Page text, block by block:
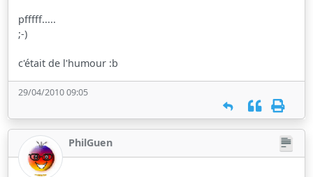
pfffff.....
;-)
c'était de l'humour :b
29/04/2010 09:05
PhilGuen